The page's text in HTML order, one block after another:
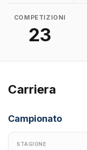
COMPETIZIONI
23
Carriera
Campionato
STAGIONE